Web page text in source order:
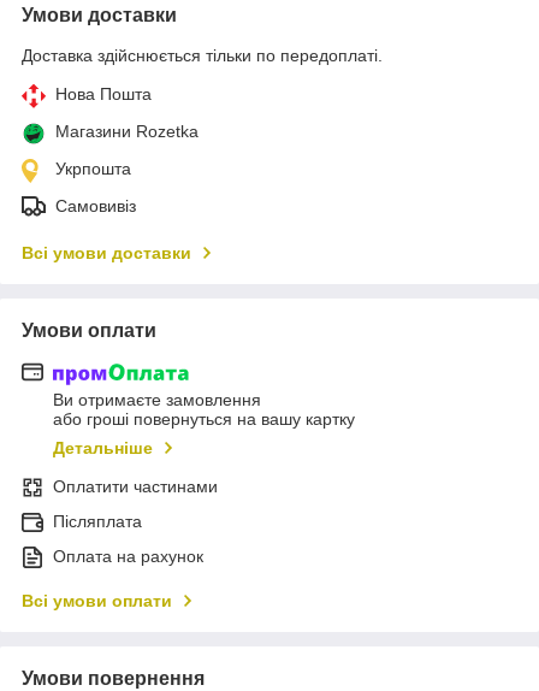
Умови доставки
Доставка здійснюється тільки по передоплаті.
Нова Пошта
Магазини Rozetka
Укрпошта
Самовивіз
Всі умови доставки
Умови оплати
Ви отримаєте замовлення
або гроші повернуться на вашу картку
Детальніше
Оплатити частинами
Післяплата
Оплата на рахунок
Всі умови оплати
Умови повернення